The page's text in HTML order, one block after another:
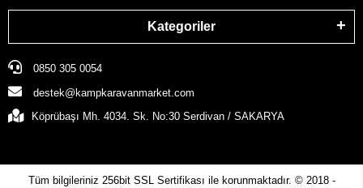
Kategoriler
0850 305 0054
destek@kampkaravanmarket.com
Köprübaşı Mh. 4034. Sk. No:30 Serdivan / SAKARYA
Tüm bilgileriniz 256bit SSL Sertifikası ile korunmaktadır. © 2018 -